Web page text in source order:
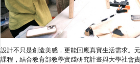
設計不只是創造美感，更能回應真實生活需求。
課程，結合教育部教學實踐研究計畫與大學社會